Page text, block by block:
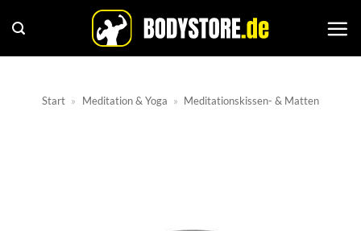
Inhalt
springen
Start » Meditation & Yoga » Meditationskissen- & Matten